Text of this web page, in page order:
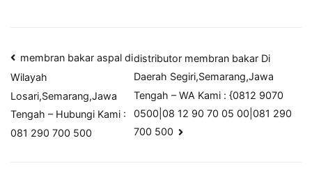
Post
navigation
membran bakar aspal di
Wilayah
Losari,Semarang,Jawa
Tengah – Hubungi Kami :
081 290 700 500
distributor membran bakar Di
Daerah Segiri,Semarang,Jawa
Tengah – WA Kami : {0812 9070
0500|08 12 90 70 05 00|081 290
700 500